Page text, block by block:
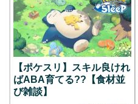
【ポケスリ】スキル良けれ
ばABA育てる??【食材並
び雑談】